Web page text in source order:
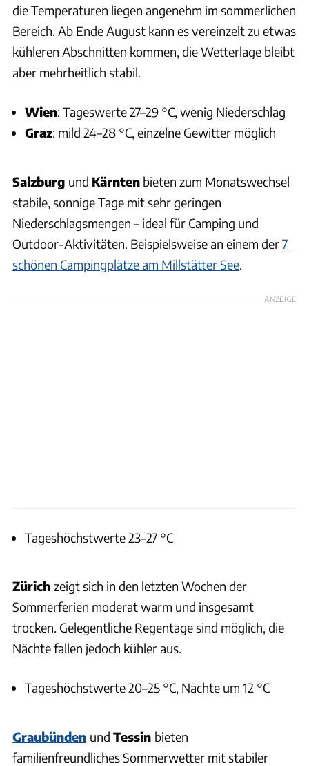
die Temperaturen liegen angenehm im sommerlichen
Bereich. Ab Ende August kann es vereinzelt zu etwas
kühleren Abschnitten kommen, die Wetterlage bleibt
aber mehrheitlich stabil.
Wien: Tageswerte 27–29 °C, wenig Niederschlag
Graz: mild 24–28 °C, einzelne Gewitter möglich
Salzburg und Kärnten bieten zum Monatswechsel
stabile, sonnige Tage mit sehr geringen
Niederschlagsmengen – ideal für Camping und
Outdoor-Aktivitäten. Beispielsweise an einem der7
schönen Campingplätze am Millstätter See.
ANZEIGE
Tageshöchstwerte 23–27 °C
Zürich zeigt sich in den letzten Wochen der
Sommerferien moderat warm und insgesamt
trocken. Gelegentliche Regentage sind möglich, die
Nächte fallen jedoch kühler aus.
Tageshöchstwerte 20–25 °C, Nächte um 12 °C
Graubünden und Tessin bieten
familienfreundliches Sommerwetter mit stabiler